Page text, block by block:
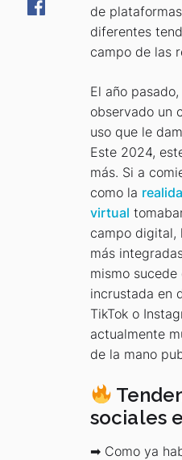
de
diferentes
campo de las
El año
observado un
uso que le
Este 2024,
más. Si a
como la
virtual
campo digital,
más
mismo
incrustada en
TikTok o
actualmente
de la mano
sociales
➡ Como ya